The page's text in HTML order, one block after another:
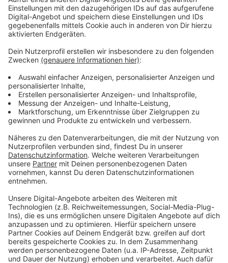
Parkscheinautomat ist weg
Anzeige
Auch am Freilinger See wurde ein Automat gestohlen,
und zwar ein Parkscheinautomat. Das berichtet die
Gemeindeverwaltung. Dieser Automat wurde allerdings
noch nicht wiedergefunden. Die Gemeinde
Blankenheim bittet deshalb alle, die in der Nacht von
Sonntag auf Montag den Diebstahl am Freilinger See
beobachtet haben oder den Parkscheinautomaten
entdeckt haben, sich zu melden.
Anzeige
Anzeige